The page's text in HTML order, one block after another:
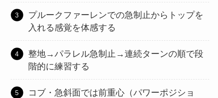
プルークファーレンでの急制止からトップを
入れる感覚を体感する
整地→パラレル急制止→連続ターンの順で段
階的に練習する
コブ・急斜面では前重心（パワーポジショ